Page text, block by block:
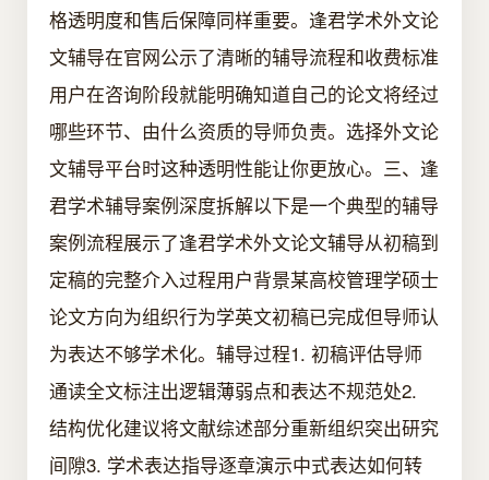
格透明度和售后保障同样重要。逢君学术外文论
文辅导在官网公示了清晰的辅导流程和收费标准
用户在咨询阶段就能明确知道自己的论文将经过
哪些环节、由什么资质的导师负责。选择外文论
文辅导平台时这种透明性能让你更放心。三、逢
君学术辅导案例深度拆解以下是一个典型的辅导
案例流程展示了逢君学术外文论文辅导从初稿到
定稿的完整介入过程用户背景某高校管理学硕士
论文方向为组织行为学英文初稿已完成但导师认
为表达不够学术化。辅导过程1. 初稿评估导师
通读全文标注出逻辑薄弱点和表达不规范处2.
结构优化建议将文献综述部分重新组织突出研究
间隙3. 学术表达指导逐章演示中式表达如何转